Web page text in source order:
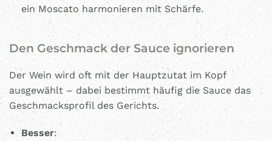
ein Moscato harmonieren mit Schärfe.
Den Geschmack der Sauce ignorieren
Der Wein wird oft mit der Hauptzutat im Kopf
ausgewählt – dabei bestimmt häufig die Sauce das
Geschmacksprofil des Gerichts.
Besser: